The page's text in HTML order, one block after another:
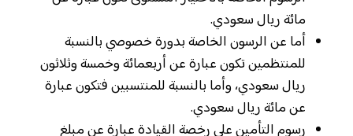
مائة ريال سعودي.
أما عن الرسون الخاصة بدورة خصوصي بالنسبة
للمنتظمين تكون عبارة عن أربعمائة وخمسة وثلاثون
ريال سعودي، وأما بالنسبة للمنتسبين فتكون عبارة
عن مائة ريال سعودي.
رسوم التأمين على رخصة القيادة عبارة عن مبلغ